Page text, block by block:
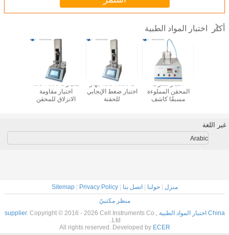
أكثر اختبار المواد الطبية
معيار ISO 7886-1
اختبار مقاومة
الانزلاق للمحقن
ISO 7886-1 جهاز
اختبار ضغط الإيجابي
للحقنة
اختبار تسرب
المحقن المملوءة
مسبقًا كاشف
غير اللغة
Arabic
منزل |حولنا |اتصل بنا |
Sitemap| Privacy Policy
منظر مكتبيّ
China اختبار المواد الطبية supplier.
Copyright © 2016 - 2026 Cell Instruments Co.,
Ltd..
All rights reserved. Developed by ECER